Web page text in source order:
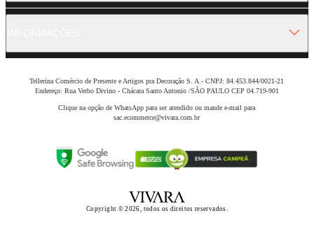
Tellerina Comércio de Presente e Artigos pra Decoração S. A.- CNPJ: 84.453.844/0021-21
Endereço: Rua Verbo Divino - Chácara Santo Antonio /SÃO PAULO CEP 04.719-901
Clique na opção de WhatsApp para ser atendido ou mande e-mail para
sac.ecommerce@vivara.com.br
Copyright © 2026, todos os direitos reservados.